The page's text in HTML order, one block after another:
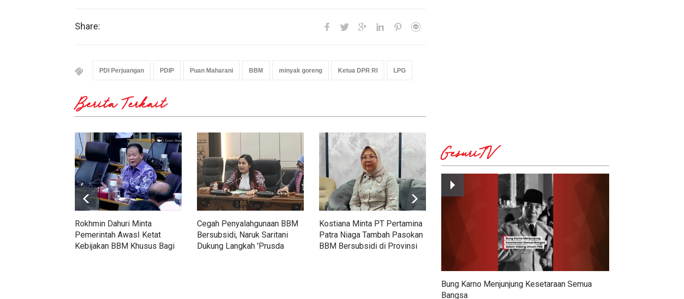
Share:
PDI Perjuangan PDIP Puan Maharani BBM minyak goreng Ketua DPR RI LPG
Berita Terkait
Rokhmin Dahuri Minta
Pemerintah AwasI Ketat
Kebijakan BBM Khusus Bagi
Cegah Penyalahgunaan BBM
Bersubsidi, Naruk Saritani
Dukung Langkah 'Prusda
Kostiana Minta PT Pertamina
Patra Niaga Tambah Pasokan
BBM Bersubsidi di Provinsi
Mufti Anam Desak
Pemerintah Evaluasi Harga
BBM, Harga Minyak Dunia
Turun Empat Persen
Risiko Migrasi Besar-Besaran
GesuriTV
Bung Karno Menjunjung Kesetaraan Semua
Bangsa